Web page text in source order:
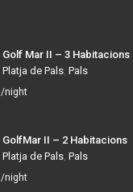
Golf Mar II – 3 Habitacions
Platja de Pals, Pals
/night
GolfMar II – 2 Habitacions
Platja de Pals, Pals
/night